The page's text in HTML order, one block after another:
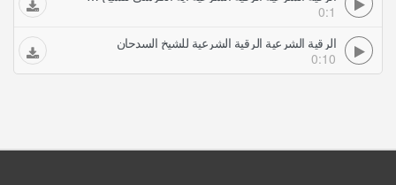
0:1
الرقية الشرعية الرقية الشرعية للشيخ السدحان
0:10